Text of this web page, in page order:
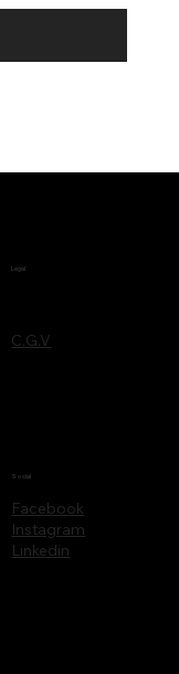
C.G.V
Legal
Facebook
Instagram
Linkedin
Social